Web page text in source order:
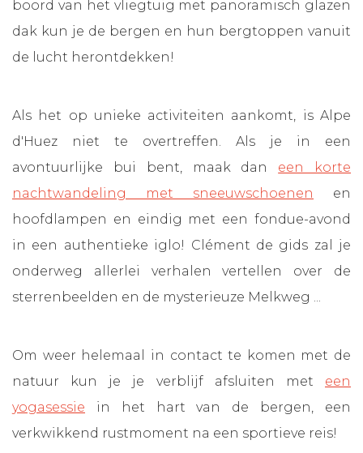
boord van het vliegtuig met panoramisch glazen
dak kun je de bergen en hun bergtoppen vanuit
de lucht herontdekken!
Als het op unieke activiteiten aankomt, is Alpe
d'Huez niet te overtreffen. Als je in een
avontuurlijke bui bent, maak dan een korte
nachtwandeling met sneeuwschoenen
en
hoofdlampen en eindig met een fondue-avond
in een authentieke iglo! Clément de gids zal je
onderweg allerlei verhalen vertellen over de
sterrenbeelden en de mysterieuze Melkweg ...
Om weer helemaal in contact te komen met de
natuur kun je je verblijf afsluiten met een
yogasessie in het hart van de bergen, een
verkwikkend rustmoment na een sportieve reis!